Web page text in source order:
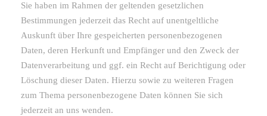
Sie haben im Rahmen der geltenden gesetzlichen
Bestimmungen jederzeit das Recht auf unentgeltliche
Auskunft über Ihre gespeicherten personenbezogenen
Daten, deren Herkunft und Empfänger und den Zweck der
Datenverarbeitung und ggf. ein Recht auf Berichtigung oder
Löschung dieser Daten. Hierzu sowie zu weiteren Fragen
zum Thema personenbezogene Daten können Sie sich
jederzeit an uns wenden.